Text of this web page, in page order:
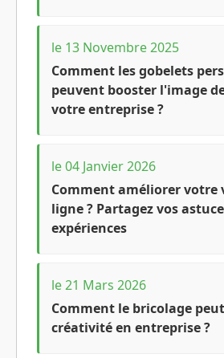
le 13 Novembre 2025
Comment les gobelets
peuvent booster l'image
votre entreprise ?
le 04 Janvier 2026
Comment améliorer votre
ligne ? Partagez vos
expériences
le 21 Mars 2026
Comment le bricolage
créativité en entreprise ?